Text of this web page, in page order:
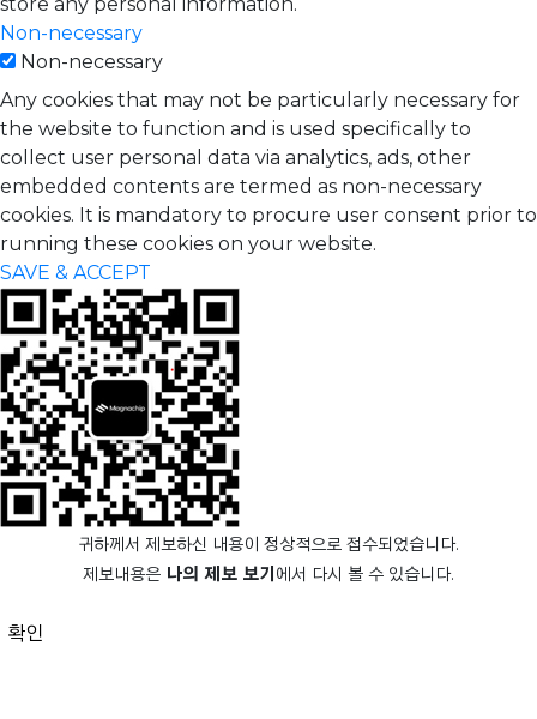
store any personal information.
Non-necessary
Non-necessary
Any cookies that may not be particularly necessary for
the website to function and is used specifically to
collect user personal data via analytics, ads, other
embedded contents are termed as non-necessary
cookies. It is mandatory to procure user consent prior to
running these cookies on your website.
SAVE & ACCEPT
귀하께서 제보하신 내용이 정상적으로 접수되었습니다.
제보내용은 나의 제보 보기 에서 다시 볼 수 있습니다.
확인